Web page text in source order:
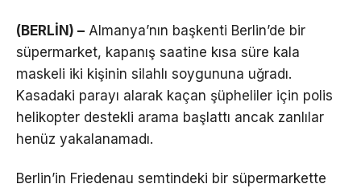
(BERLİN) – Almanya’nın başkenti Berlin’de bir
süpermarket, kapanış saatine kısa süre kala
maskeli iki kişinin silahlı soygununa uğradı.
Kasadaki parayı alarak kaçan şüpheliler için polis
helikopter destekli arama başlattı ancak zanlılar
henüz yakalanamadı.
Berlin’in Friedenau semtindeki bir süpermarkette